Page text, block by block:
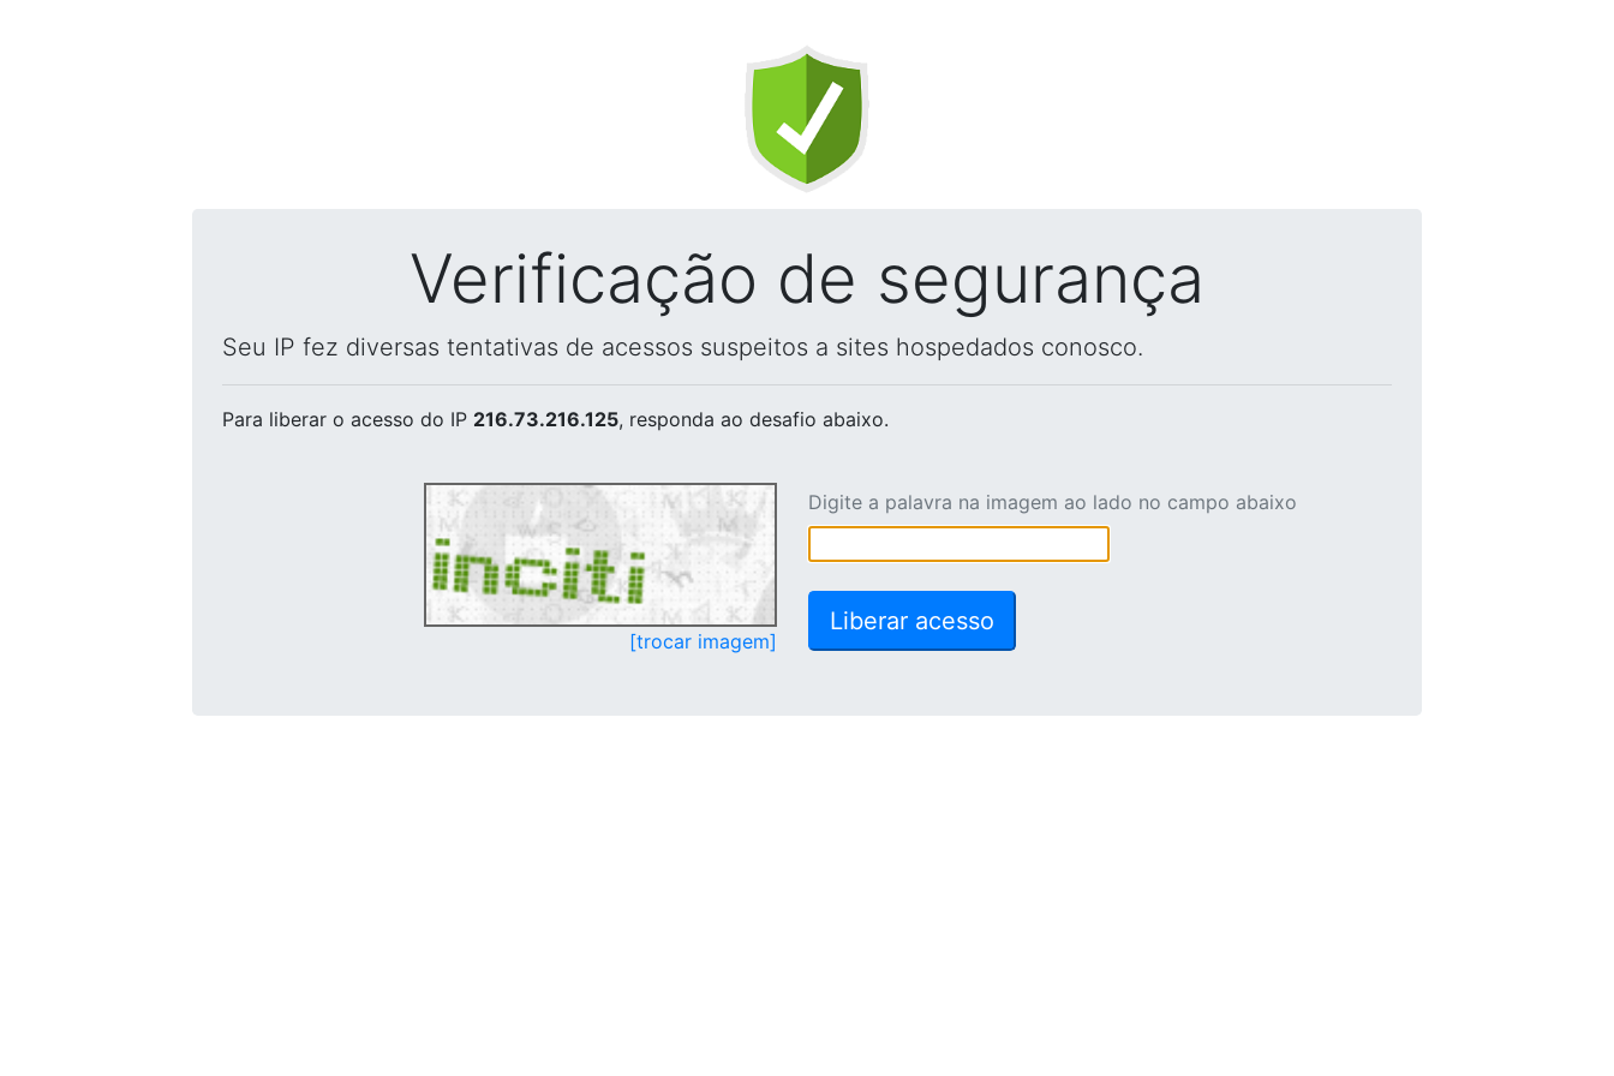
Verificação de segurança
Seu IP fez diversas tentativas de acessos suspeitos a sites hospedados conosco.
Para liberar o acesso do IP 216.73.216.125, responda ao desafio abaixo.
[trocar imagem]
Digite a palavra na imagem ao lado no campo abaixo